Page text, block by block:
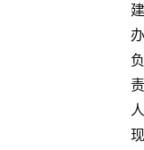
建
办
负
责
人
现